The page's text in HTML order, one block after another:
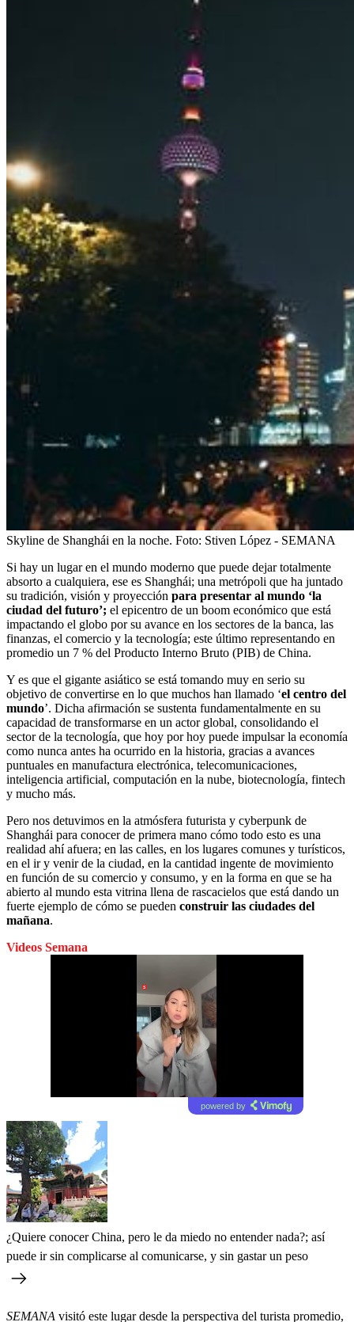
Skyline de Shanghái en la noche. Foto: Stiven López - SEMANA
Si hay un lugar en el mundo moderno que puede dejar totalmente
absorto a cualquiera, ese es Shanghái; una metrópoli que ha juntado
su tradición, visión y proyección para presentar al mundo ‘la
ciudad del futuro’; el epicentro de un boom económico que está
impactando el globo por su avance en los sectores de la banca, las
finanzas, el comercio y la tecnología; este último representando en
promedio un 7 % del Producto Interno Bruto (PIB) de China.
Y es que el gigante asiático se está tomando muy en serio su
objetivo de convertirse en lo que muchos han llamado ‘el centro del
mundo’. Dicha afirmación se sustenta fundamentalmente en su
capacidad de transformarse en un actor global, consolidando el
sector de la tecnología, que hoy por hoy puede impulsar la economía
como nunca antes ha ocurrido en la historia, gracias a avances
puntuales en manufactura electrónica, telecomunicaciones,
inteligencia artificial, computación en la nube, biotecnología, fintech
y mucho más.
Pero nos detuvimos en la atmósfera futurista y cyberpunk de
Shanghái para conocer de primera mano cómo todo esto es una
realidad ahí afuera; en las calles, en los lugares comunes y turísticos,
en el ir y venir de la ciudad, en la cantidad ingente de movimiento
en función de su comercio y consumo, y en la forma en que se ha
abierto al mundo esta vitrina llena de rascacielos que está dando un
fuerte ejemplo de cómo se pueden construir las ciudades del
mañana.
Videos Semana
powered by
¿Quiere conocer China, pero le da miedo no entender nada?; así
puede ir sin complicarse al comunicarse, y sin gastar un peso
SEMANA visitó este lugar desde la perspectiva del turista promedio,